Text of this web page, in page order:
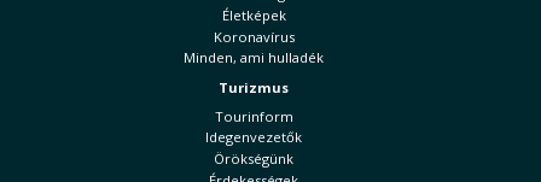
Életképek
Koronavírus
Minden, ami hulladék
Turizmus
Tourinform
Idegenvezetők
Örökségünk